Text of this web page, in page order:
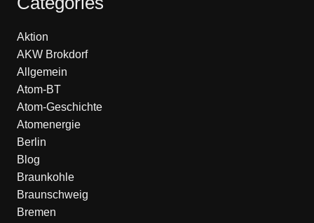
Aktion
AKW Brokdorf
Allgemein
Atom-BT
Atom-Geschichte
Atomenergie
Berlin
Blog
Braunkohle
Braunschweig
Bremen